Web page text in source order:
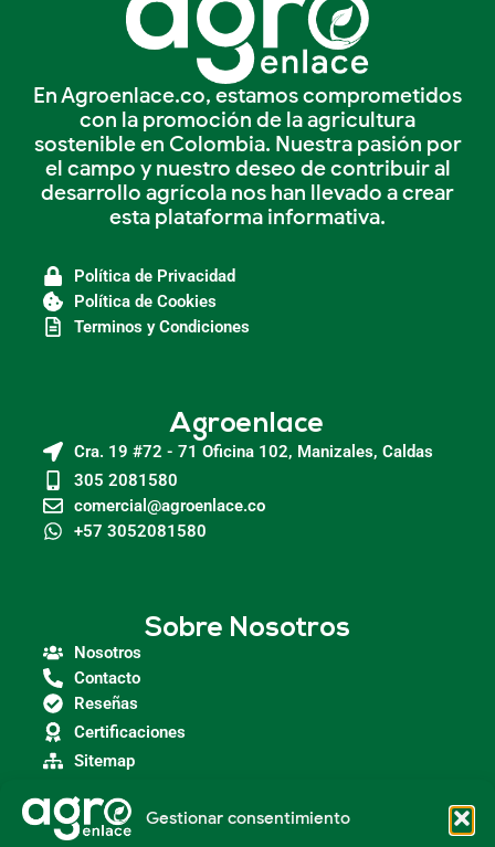
Gestionar consentimiento
En Agroenlace.co, estamos comprometidos
con la promoción de la agricultura
sostenible en Colombia. Nuestra pasión por
el campo y nuestro deseo de contribuir al
desarrollo agrícola nos han llevado a crear
esta plataforma informativa.
Política de Privacidad
Política de Cookies
Terminos y Condiciones
Agroenlace
Cra. 19 #72 - 71 Oficina 102, Manizales, Caldas
305 2081580
comercial@agroenlace.co
+57 3052081580
Sobre Nosotros
Nosotros
Contacto
Reseñas
Certificaciones
Sitemap